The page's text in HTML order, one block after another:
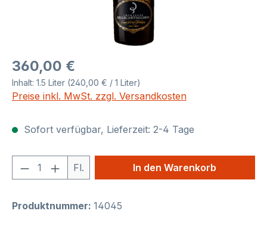
Regulärer Preis:
360,00 €
Inhalt: 1.5 Liter (240,00 € / 1 Liter)
Preise inkl. MwSt. zzgl. Versandkosten
Sofort verfügbar, Lieferzeit: 2-4 Tage
Produkt Anzahl: Gib den
Fl. In den Warenkorb
Produktnummer: 14045